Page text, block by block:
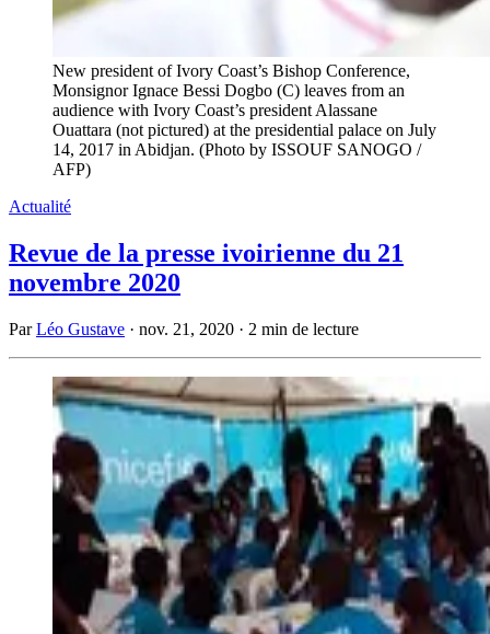
New president of Ivory Coast’s Bishop Conference,
Monsignor Ignace Bessi Dogbo (C) leaves from an
audience with Ivory Coast’s president Alassane
Ouattara (not pictured) at the presidential palace on July
14, 2017 in Abidjan. (Photo by ISSOUF SANOGO /
AFP)
Actualité
Revue de la presse ivoirienne du 21
novembre 2020
ParLéo Gustave · nov. 21, 2020 · 2 min de lecture